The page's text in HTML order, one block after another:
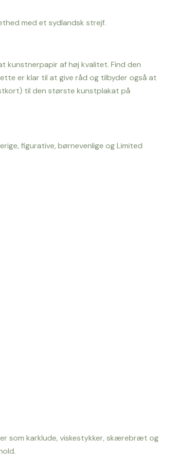
med et sydlandsk strejf.
kunstnerpapir af høj kvalitet. Find den
er klar til at give råd og tilbyder også at
til den største kunstplakat på
figurative, børnevenlige og Limited
som karklude, viskestykker, skærebræt og